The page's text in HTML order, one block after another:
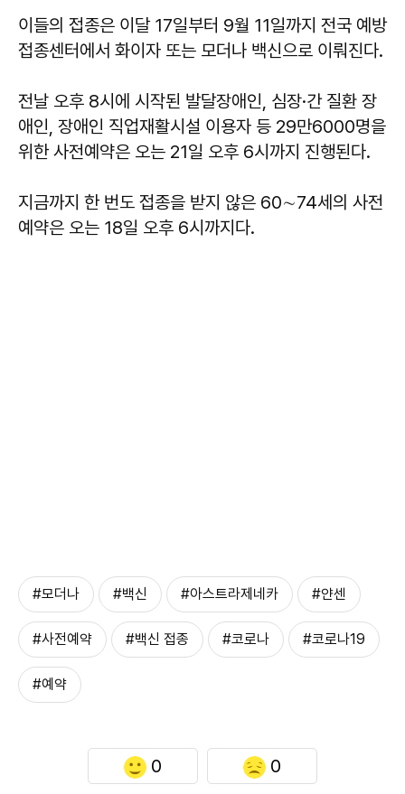
이들의 접종은 이달 17일부터 9월 11일까지 전국 예방
접종센터에서 화이자 또는 모더나 백신으로 이뤄진다.
전날 오후 8시에 시작된 발달장애인, 심장·간 질환 장
애인, 장애인 직업재활시설 이용자 등 29만6000명을
위한 사전예약은 오는 21일 오후 6시까지 진행된다.
지금까지 한 번도 접종을 받지 않은 60∼74세의 사전
예약은 오는 18일 오후 6시까지다.
#모더나 #백신 #아스트라제네카 #얀센
#사전예약 #백신 접종 #코로나 #코로나19
#예약
0 0